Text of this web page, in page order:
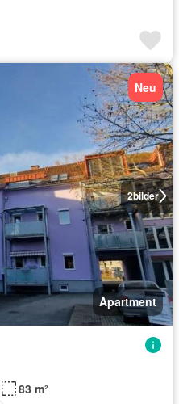
2bilder
Neu
Apartment
83 m²